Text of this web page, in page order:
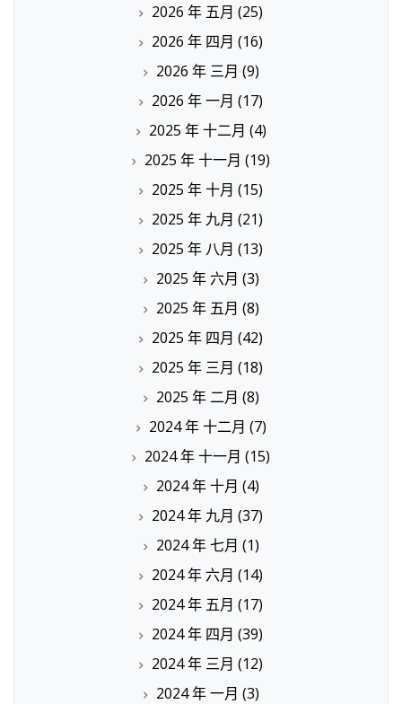
2026 年 五月 (25)
2026 年 四月 (16)
2026 年 三月 (9)
2026 年 一月 (17)
2025 年 十二月 (4)
2025 年 十一月 (19)
2025 年 十月 (15)
2025 年 九月 (21)
2025 年 八月 (13)
2025 年 六月 (3)
2025 年 五月 (8)
2025 年 四月 (42)
2025 年 三月 (18)
2025 年 二月 (8)
2024 年 十二月 (7)
2024 年 十一月 (15)
2024 年 十月 (4)
2024 年 九月 (37)
2024 年 七月 (1)
2024 年 六月 (14)
2024 年 五月 (17)
2024 年 四月 (39)
2024 年 三月 (12)
2024 年 一月 (3)